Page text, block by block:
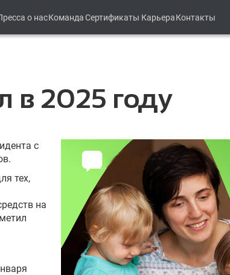
о насКомандаСертификаты КарьераКонтакты
в 2025 году
с
тех,
на